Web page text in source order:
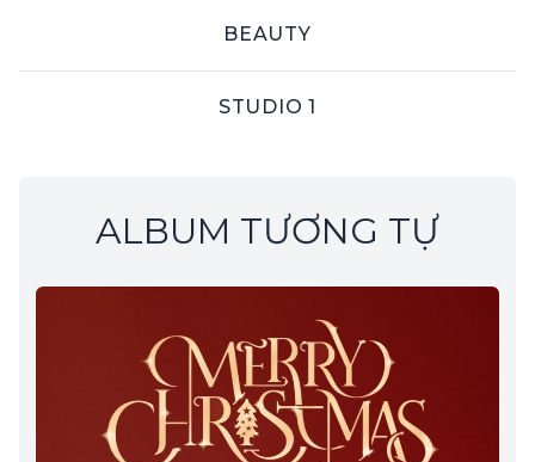
BEAUTY
STUDIO 1
ALBUM GIA ĐÌNH 01
ALBUM TƯƠNG TỰ